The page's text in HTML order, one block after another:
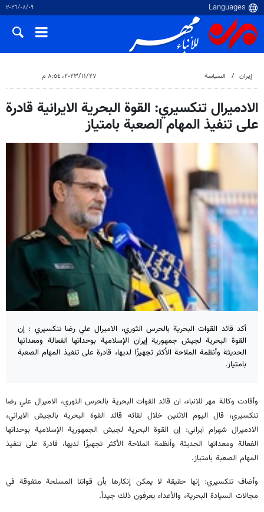
٠٩‏/٠٨‏/٢٠٢٦
إيران السياسة ٢٧‏/١١‏/٢٠٢٣، ٨:٥٤ م
الادميرال تنكسيري: القوة البحرية الايرانية قادرة
على تنفيذ المهام الصعبة بامتياز
أكد قائد القوات البحرية بالحرس الثوري، الاميرال علي رضا تنكسيري : إن
القوة البحرية لجيش جمهورية إيران الإسلامية بوحداتها الفعالة ومعداتها
الحديثة وأنظمة الملاحة الأكثر تجهيزًا لديها، قادرة على تنفيذ المهام الصعبة
بامتياز.
وأفادت وكالة مهر للانباء، ان قائد القوات البحرية بالحرس الثوري، الاميرال علي رضا
تنكسيري، قال الیوم الاثنین خلال لقائه قائد القوة البحرية بالجيش الايراني،
الادميرال شهرام ايراني: إن القوة البحرية لجيش الجمهورية الإسلامية بوحداتها
الفعالة ومعداتها الحديثة وأنظمة الملاحة الأكثر تجهيزًا لديها، قادرة على تنفيذ
المهام الصعبة بامتياز.
وأضاف تنکسیري: إنها حقيقة لا يمكن إنكارها بأن قواتنا المسلحة متفوقة في
مجالات السيادة البحرية، والأعداء يعرفون ذلك جيداً.